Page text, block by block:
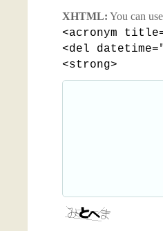
XHTML: You can
<acronym
<del
<strong>